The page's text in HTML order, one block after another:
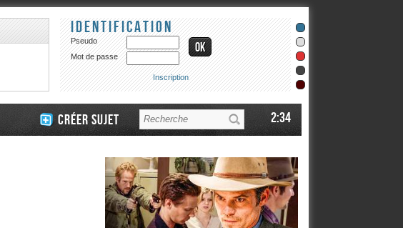
Identification
Pseudo
Mot de passe
Inscription
Créer sujet 2:34